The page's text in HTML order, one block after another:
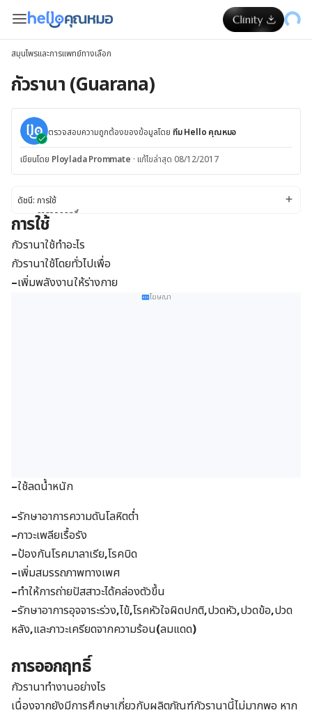
สมุนไพรและการแพทย์ทางเลือก
กัวรานา (Guarana)
ตรวจสอบความถูกต้องของข้อมูลโดย ทีม Hello คุณหมอ
เขียนโดย Ploylada Prommate · แก้ไขล่าสุด 08/12/2017
ดัชนี: การใช้
การออกฤทธิ์
ข้อคำเตือนและข้อควรระวัง
กัวรานาปลอดภัยแค่ไหน
ผลข้างเคียง
ขนาดยา
การใช้
กัวรานาใช้ทำอะไร
กัวรานาใช้โดยทั่วไปเพื่อ
–เพิ่มพลังงานให้ร่างกาย
โฆษณา
–ใช้ลดน้ำหนัก
–รักษาอาการความดันโลหิตต่ำ
–ภาวะเพลียเรื้อรัง
–ป้องกันโรคมาลาเรีย,โรคบิด
–เพิ่มสมรรถภาพทางเพศ
–ทำให้การถ่ายปัสสาวะได้คล่องตัวขึ้น
–รักษาอาการอุจจาระร่วง,ไข้,โรคหัวใจผิดปกติ,ปวดหัว,ปวดข้อ,ปวด
หลัง,และภาวะเครียดจากความร้อน(ลมแดด)
การออกฤทธิ์
กัวรานาทำงานอย่างไร
เนื่องจากยังมีการศึกษาเกี่ยวกับผลิตภัณฑ์กัวรานานี้ไม่มากพอ หาก